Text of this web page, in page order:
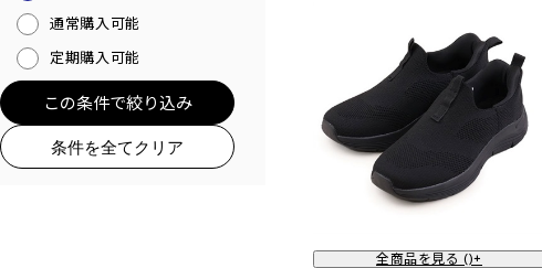
通常購入可能
定期購入可能
この条件で絞り込み
条件を全てクリア
全商品を見る ()+